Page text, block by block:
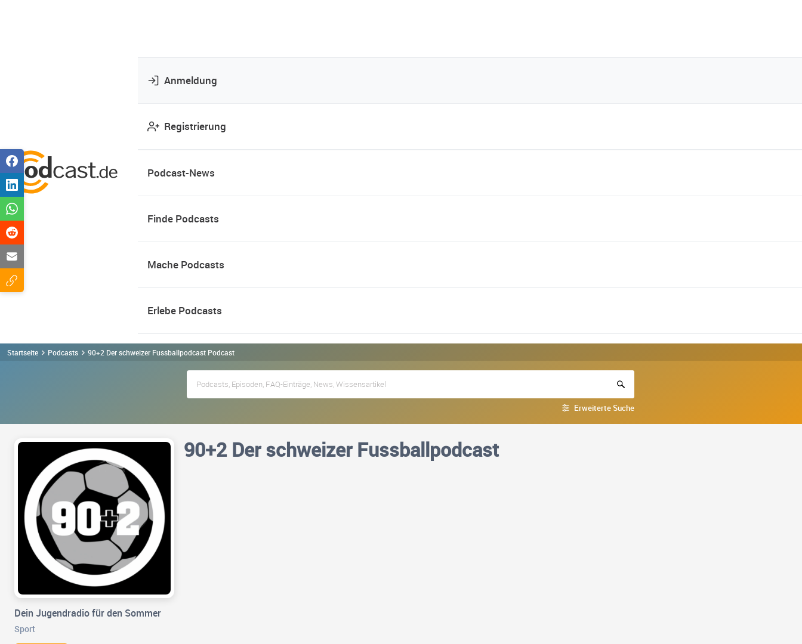
Anmeldung
Registrierung
Podcast-News
Finde Podcasts
Mache Podcasts
Erlebe Podcasts
Startseite Podcasts 90+2 Der schweizer Fussballpodcast Podcast
Erweiterte Suche
90+2 Der schweizer Fussballpodcast
Dein Jugendradio für den Sommer
Sport